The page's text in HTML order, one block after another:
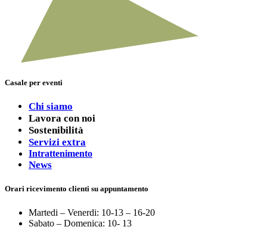
Casale per eventi
Chi siamo
Lavora con noi
Sostenibilità
Servizi extra
Intrattenimento
News
Orari ricevimento clienti su appuntamento
Martedi – Venerdi: 10-13 – 16-20
Sabato – Domenica: 10- 13